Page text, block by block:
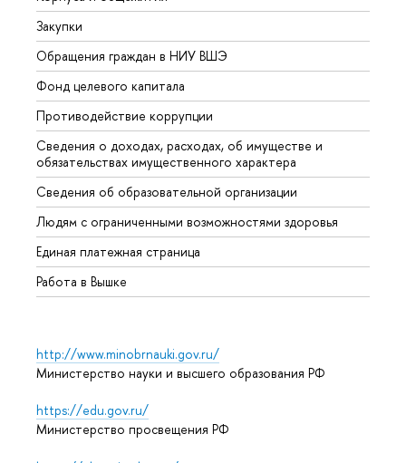
Закупки
Обращения граждан в НИУ ВШЭ
Фонд целевого капитала
Противодействие коррупции
Сведения о доходах, расходах, об имуществе и
обязательствах имущественного характера
Сведения об образовательной организации
Людям с ограниченными возможностями здоровья
Единая платежная страница
Работа в Вышке
http://www.minobrnauki.gov.ru/
Министерство науки и высшего образования РФ
https://edu.gov.ru/
Министерство просвещения РФ